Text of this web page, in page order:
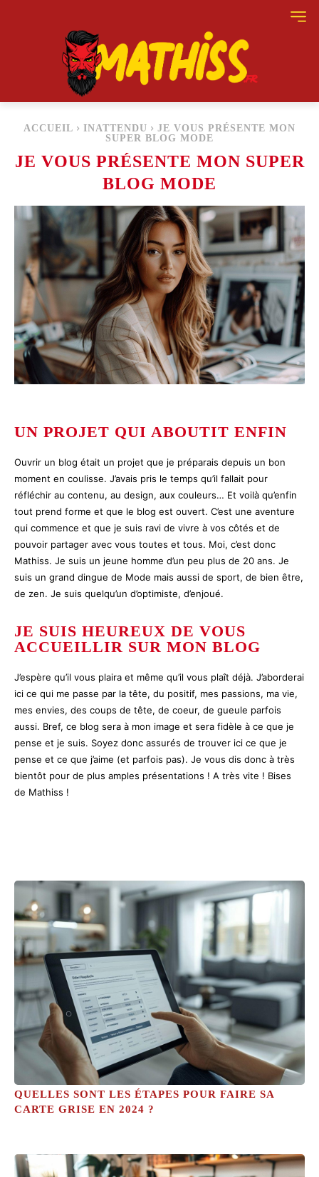
ACCUEIL INATTENDU
JE VOUS PRÉSENTE MON
SUPER BLOG MODE
JE VOUS PRÉSENTE MON SUPER
BLOG MODE
UN PROJET QUI ABOUTIT ENFIN
Ouvrir un blog était un projet que je préparais depuis un bon
moment en coulisse. J’avais pris le temps qu’il fallait pour
réfléchir au contenu, au design, aux couleurs… Et voilà qu’enfin
tout prend forme et que le blog est ouvert. C’est une aventure
qui commence et que je suis ravi de vivre à vos côtés et de
pouvoir partager avec vous toutes et tous. Moi, c’est donc
Mathiss. Je suis un jeune homme d’un peu plus de 20 ans. Je
suis un grand dingue de Mode mais aussi de sport, de bien être,
de zen. Je suis quelqu’un d’optimiste, d’enjoué.
JE SUIS HEUREUX DE VOUS
ACCUEILLIR SUR MON BLOG
J’espère qu’il vous plaira et même qu’il vous plaît déjà. J’aborderai
ici ce qui me passe par la tête, du positif, mes passions, ma vie,
mes envies, des coups de tête, de coeur, de gueule parfois
aussi. Bref, ce blog sera à mon image et sera fidèle à ce que je
pense et je suis. Soyez donc assurés de trouver ici ce que je
pense et ce que j’aime (et parfois pas). Je vous dis donc à très
bientôt pour de plus amples présentations ! A très vite ! Bises
de Mathiss !
QUELLES SONT LES ÉTAPES POUR FAIRE SA
CARTE GRISE EN 2024 ?